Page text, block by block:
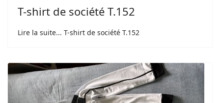
T-shirt de société T.152